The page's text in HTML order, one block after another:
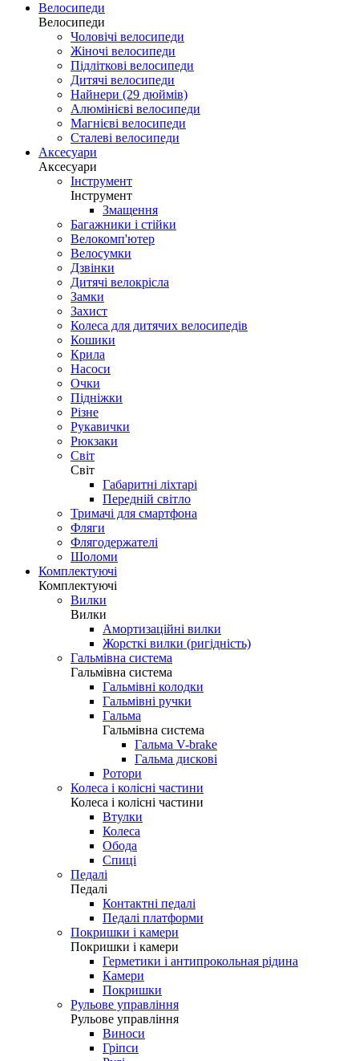
Велосипеди
Велосипеди
Чоловічі велосипеди
Жіночі велосипеди
Підліткові велосипеди
Дитячі велосипеди
Найнери (29 дюймів)
Алюмінієві велосипеди
Магнієві велосипеди
Сталеві велосипеди
Аксесуари
Аксесуари
Інструмент
Інструмент
Змащення
Багажники і стійки
Велокомп'ютер
Велосумки
Дзвінки
Дитячі велокрісла
Замки
Захист
Колеса для дитячих велосипедів
Кошики
Крила
Насоси
Очки
Підніжки
Різне
Рукавички
Рюкзаки
Світ
Світ
Габаритні ліхтарі
Передній світло
Тримачі для смартфона
Фляги
Флягодержателі
Шоломи
Комплектуючі
Комплектуючі
Вилки
Вилки
Амортизаційні вилки
Жорсткі вилки (ригідність)
Гальмівна система
Гальмівна система
Гальмівні колодки
Гальмівні ручки
Гальма
Гальмівна система
Гальма V-brake
Гальма дискові
Ротори
Колеса і колісні частини
Колеса і колісні частини
Втулки
Колеса
Обода
Спиці
Педалі
Педалі
Контактні педалі
Педалі платформи
Покришки і камери
Покришки і камери
Герметики і антипрокольная рідина
Камери
Покришки
Рульове управління
Рульове управління
Виноси
Гріпси